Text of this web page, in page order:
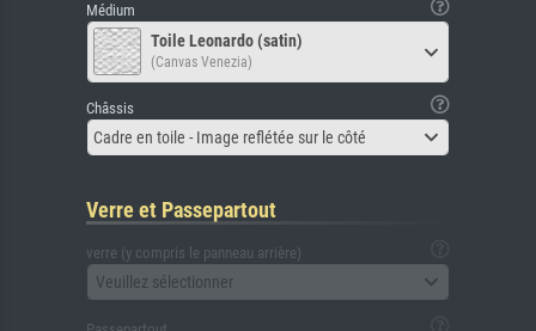
Médium
Toile Leonardo (satin)
(Canvas Venezia)
Châssis
Cadre en toile - Image reflétée sur le côté
Verre et Passepartout
verre (y compris le panneau arrière)
Veuillez sélectionner